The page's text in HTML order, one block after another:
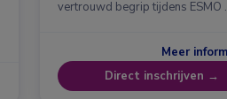
vertrouwd begrip tijdens ESMO
Meer
Direct inschrijven →